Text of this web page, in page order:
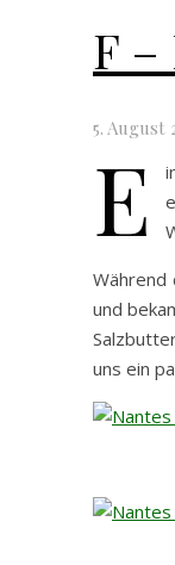
F
5. August
E
Während
und
uns ein